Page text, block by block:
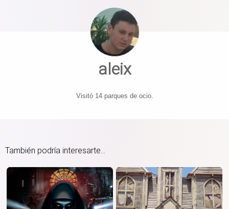
aleix
Visitó 14 parques de ocio.
También podría interesarte...